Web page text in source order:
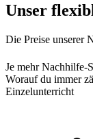
Unser
Die Preise unserer
Je mehr Nachhilfe-
Worauf du immer
Einzelunterricht